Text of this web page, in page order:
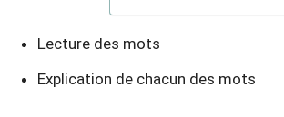
Lecture des mots
Explication de chacun des mots